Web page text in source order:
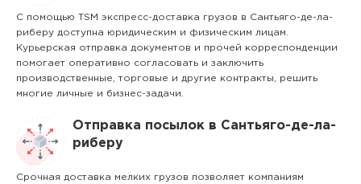
С помощью TSM экспресс-доставка грузов в Сантьяго-де-ла-
риберу доступна юридическим и физическим лицам.
Курьерская отправка документов и прочей корреспонденции
помогает оперативно согласовать и заключить
производственные, торговые и другие контракты, решить
многие личные и бизнес-задачи.
Отправка посылок в Сантьяго-де-ла-
риберу
Срочная доставка мелких грузов позволяет компаниям